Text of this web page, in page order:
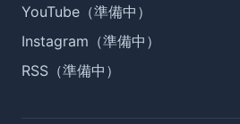
YouTube（準備中）
Instagram（準備中）
RSS（準備中）